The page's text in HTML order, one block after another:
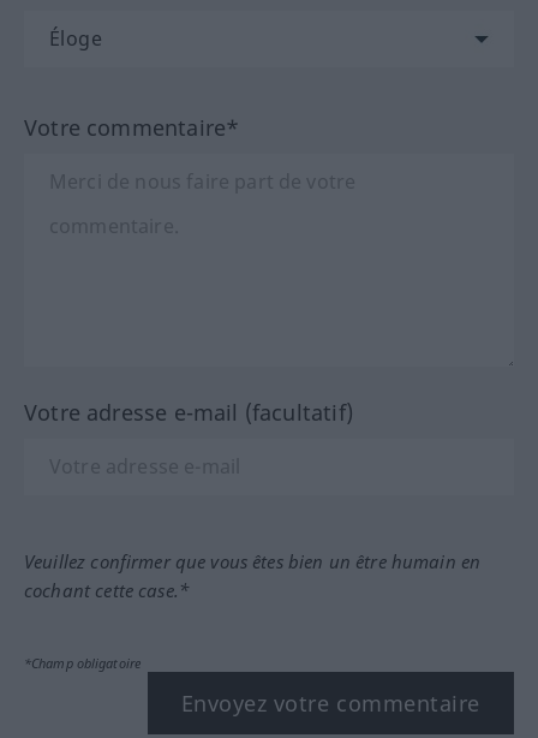
Votre commentaire*
Votre adresse e-mail (facultatif)
Veuillez confirmer que vous êtes bien un être humain en
cochant cette case.*
*Champ obligatoire
Envoyez votre commentaire